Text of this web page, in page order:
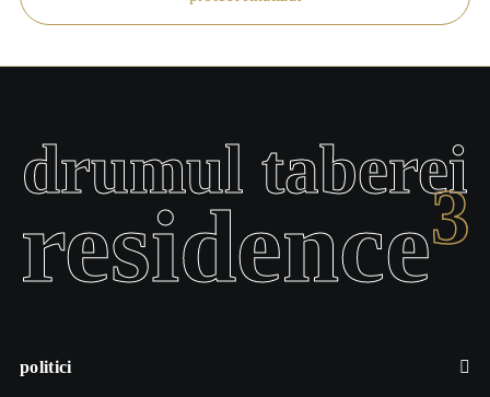
drumul taberei
residence3
politici